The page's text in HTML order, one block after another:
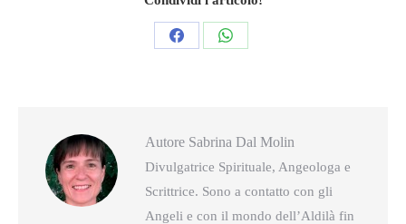
CondividiCondividi
Autore Sabrina Dal Molin
Divulgatrice Spirituale, Angeologa e
Scrittrice. Sono a contatto con gli
Angeli e con il mondo dell’Aldilà fin